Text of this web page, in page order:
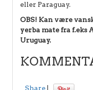
eller Paraguay.
OBS! Kan være
yerba mate fra f.eks
Uruguay.
Share